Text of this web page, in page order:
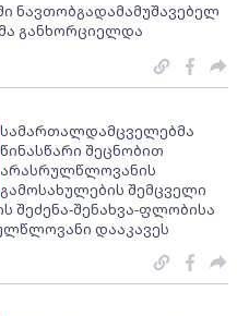
ნავთობგადამამუშავებელ
განხორციელდა
სამართალდამცველებმა
წინასწარი შეცნობით
არასრულწლოვანის
გამოსახულების შემცველი
შეძენა-შენახვა-ფლობისა
დააკავეს